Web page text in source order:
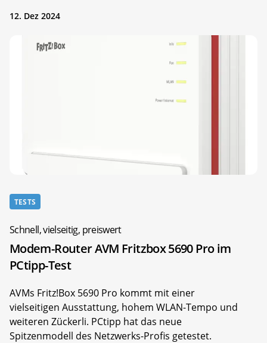
12. Dez 2024
TESTS
Schnell, vielseitig, preiswert
Modem-Router AVM Fritzbox 5690 Pro im
PCtipp-Test
AVMs Fritz!Box 5690 Pro kommt mit einer
vielseitigen Ausstattung, hohem WLAN-Tempo und
weiteren Zückerli. PCtipp hat das neue
Spitzenmodell des Netzwerks-Profis getestet.